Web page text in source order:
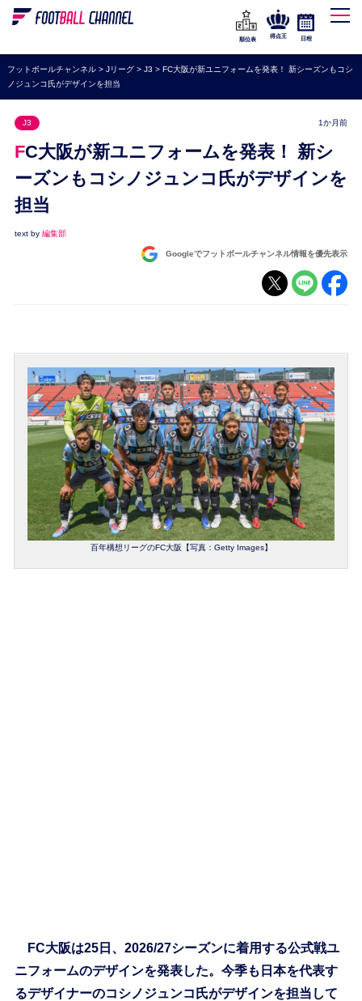
WEリーグ
海外サッカー
プレミアリーグ
セリエA
ブンデスリーガ
ナショナルチーム
順位表
得点王 日程
フットボールチャンネル> Jリーグ> J3 > FC大阪が新ユニフォームを発表！ 新シーズンもコシ
ノジュンコ氏がデザインを担当
J3 1か月前
FC大阪が新ユニフォームを発表！ 新シ
ーズンもコシノジュンコ氏がデザインを
担当
text by 編集部
Googleでフットボールチャンネル情報を優先表示
百年構想リーグのFC大阪【写真：Getty Images】
FC大阪は25日、2026/27シーズンに着用する公式戦ユ
ニフォームのデザインを発表した。今季も日本を代表す
るデザイナーのコシノジュンコ氏がデザインを担当して